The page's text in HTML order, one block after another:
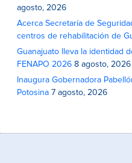
agosto, 2026
Acerca Secretaría de
centros de rehabilitación de
Guanajuato lleva la identidad
FENAPO 2026 8 agosto, 2026
Inaugura Gobernadora
Potosina 7 agosto, 2026